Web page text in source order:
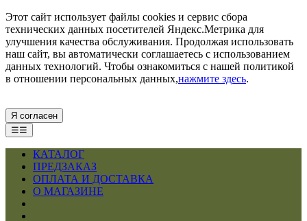
Этот сайт использует файлы cookies и сервис сбора
технических данных посетителей Яндекс.Метрика для
улучшения качества обслуживания. Продолжая использовать
наш сайт, вы автоматически соглашаетесь с использованием
данных технологий. Чтобы ознакомиться с нашей политикой
в отношении персональных данных,нажмите здесь.
Я согласен
☰☰
КАТАЛОГ
ПРЕДЗАКАЗ
ОПЛАТА И ДОСТАВКА
О МАГАЗИНЕ